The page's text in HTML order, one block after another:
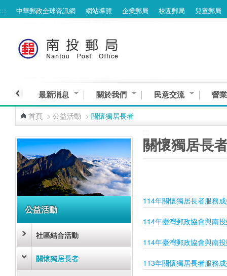
跳到主要內容區塊
::: 中華郵政全球資訊網 網站導覽 企業郵局 校園郵局 兒童郵局
最新消息 關於我們 民意交流 營
首頁 > 公益活動 > 關懷獨居長者
公益活動
社區結合活動
關懷獨居長者
關懷獨居長
114年關懷獨居長者服務
114年臺灣郵政協會與南
114年臺灣郵政協會與南
113年關懷獨居長者服務